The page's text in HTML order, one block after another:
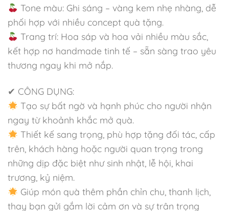
Tone màu: Ghi sáng – vàng kem nhẹ nhàng, dễ
phối hợp với nhiều concept quà tặng.
Trang trí: Hoa sáp và hoa vải nhiều màu sắc,
kết hợp nơ handmade tinh tế – sẵn sàng trao yêu
thương ngay khi mở nắp.
✔ CÔNG DỤNG:
Tạo sự bất ngờ và hạnh phúc cho người nhận
ngay từ khoảnh khắc mở quà.
Thiết kế sang trọng, phù hợp tặng đối tác, cấp
trên, khách hàng hoặc người quan trọng trong
những dịp đặc biệt như sinh nhật, lễ hội, khai
trương, kỷ niệm.
Giúp món quà thêm phần chỉn chu, thanh lịch,
thay bạn gửi gắm lời cảm ơn và sự trân trọng